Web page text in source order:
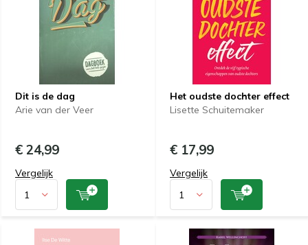
Dit is de dag
Arie van der Veer
€ 24,99
Vergelijk
Het oudste dochter effect
Lisette Schuitemaker
€ 17,99
Vergelijk